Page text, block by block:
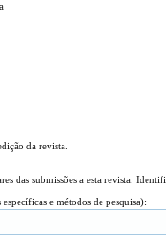
da revista.
das submissões a esta revista.
e métodos de pesquisa):